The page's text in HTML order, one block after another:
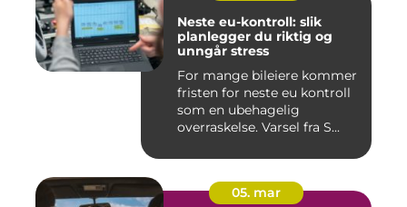
Neste eu-kontroll: slik
planlegger du riktig og
unngår stress
For mange bileiere kommer
fristen for neste eu kontroll
som en ubehagelig
overraskelse. Varsel fra S...
05. mar